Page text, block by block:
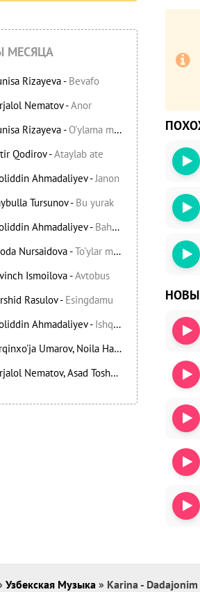
МЕСЯЦА
Rizayeva- Bevafo
Nematov-Anor
Rizayeva- O'ylama mani
Qodirov-Ataylab ate
Ahmadaliyev-Janon
Tursunov- Bu yurak
Ahmadaliyev- Bahor yomg'irlari
Nursaidova-To'ylar muborak
Ismoilova-Avtobus
Rasulov- Esingdamu
Ahmadaliyev- Ishqning chayqov bozorida
Umarov, Noila Habibullayeva
Bezori
Nematov, Asad Toshpo’latov
Oshiq edim
Узбекская Музыка » Karina - Dadajonim